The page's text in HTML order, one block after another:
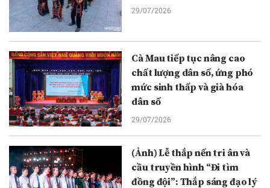
29/07/2026
Cà Mau tiếp tục nâng cao
chất lượng dân số, ứng phó
mức sinh thấp và già hóa
dân số
29/07/2026
(Ảnh) Lễ thắp nến tri ân và
cầu truyền hình “Đi tìm
đồng đội”: Thắp sáng đạo lý